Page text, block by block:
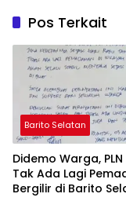
Pos Terkait
Barito Selatan
Didemo Warga,
Tak Ada Lagi
Bergilir di Barito